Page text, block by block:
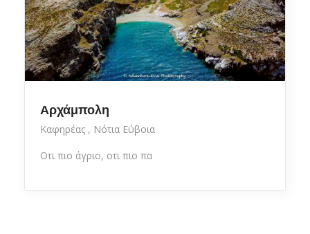
Αρχάμπολη
Καφηρέας
Νότια Εύβοια
Οτι πιο άγριο, οτι πιο πα